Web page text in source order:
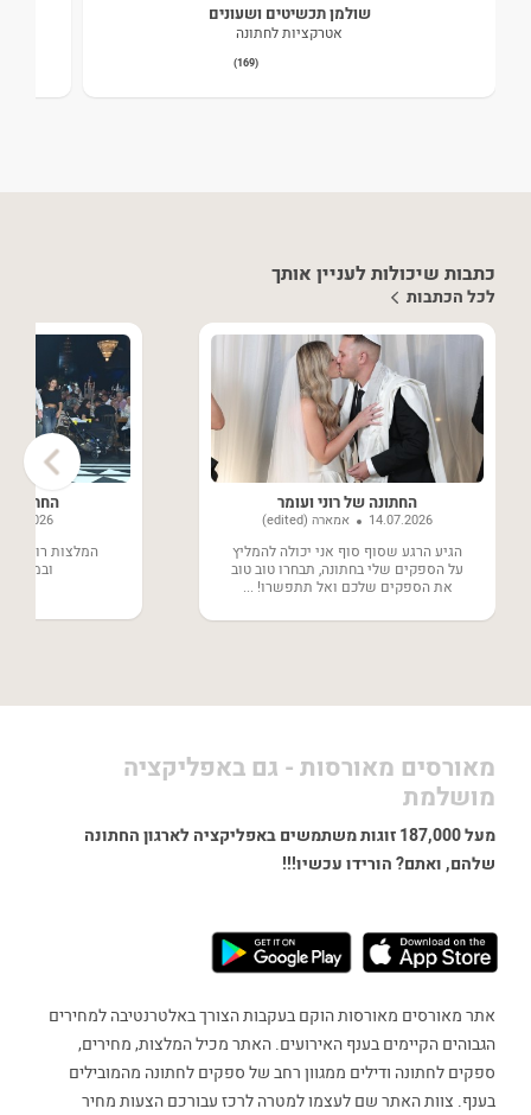
שולמן תכשיטים ושעונים
אטרקציות לחתונה
(169)
כתבות שיכולות לעניין אותך
לכל הכתבות
החתונה של רוני ועומר
14.07.2026 אמארה (edited)
הגיע הרגע שסוף סוף אני יכולה להמליץ
על הספקים שלי בחתונה, תבחרו טוב טוב
את הספקים שלכם ואל תתפשרו! ...
החתונה
המלצות
מאורסים מאורסות - גם באפליקציה
מושלמת
מעל 187,000 זוגות משתמשים באפליקציה לארגון החתונה
שלהם, ואתם? הורידו עכשיו!!!
אתר מאורסים מאורסות הוקם בעקבות הצורך באלטרנטיבה למחירים
הגבוהים הקיימים בענף האירועים. האתר מכיל המלצות, מחירים,
ספקים לחתונה ודילים ממגוון רחב של ספקים לחתונה מהמובילים
בענף. צוות האתר שם לעצמו למטרה לרכז עבורכם הצעות מחיר